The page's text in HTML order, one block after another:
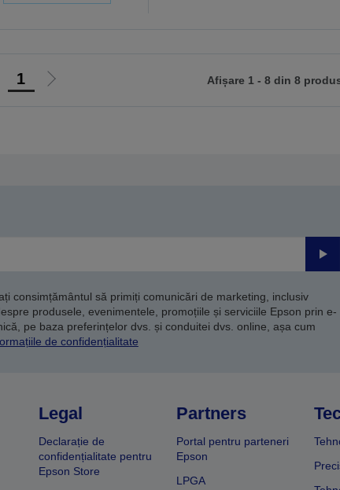
1
Mergi
Afișare 1 - 8 din 8
consimțământul să primiți comunicări de marketing, inclusiv
produsele, evenimentele, promoțiile și serviciile Epson prin e-
pe baza preferințelor dvs. și conduitei dvs. online, așa cum
de confidențialitate
Legal
Declarație de
confidențialitate pentru
Epson Store
Partners
Portal pentru parteneri
Epson
LPGA